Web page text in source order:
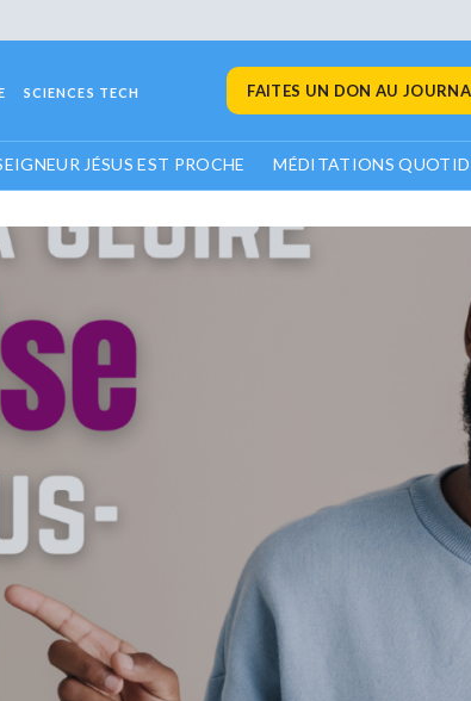
SCIENCES TECH FAITES UN DON AU
JÉSUS EST PROCHE MÉDITATIONS